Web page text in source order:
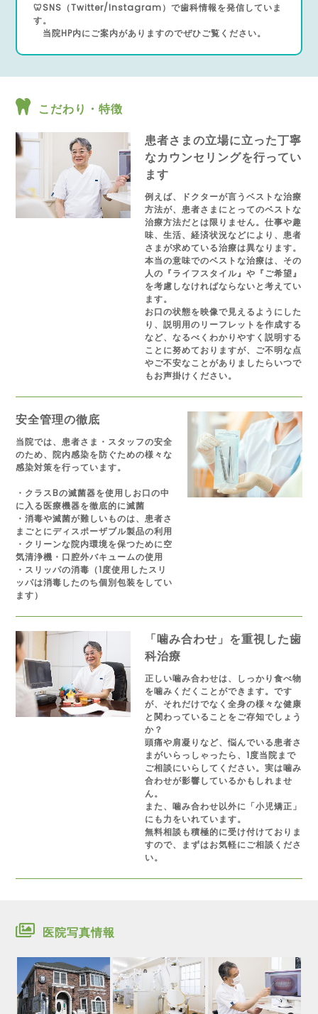
🦷SNS（Twitter/Instagram）で歯科情報を発信していま
す。
当院HP内にご案内がありますのでぜひご覧ください。
こだわり・特徴
患者さまの立場に立った丁寧
なカウンセリングを行ってい
ます
例えば、ドクターが言うベストな治療
方法が、患者さまにとってのベストな
治療方法だとは限りません。仕事や趣
味、生活、経済状況などにより、患者
さまが求めている治療は異なります。
本当の意味でのベストな治療は、その
人の『ライフスタイル』や『ご希望』
を考慮しなければならないと考えてい
ます。
お口の状態を映像で見えるようにした
り、説明用のリーフレットを作成する
など、なるべくわかりやすく説明する
ことに努めておりますが、ご不明な点
やご不安なことがありましたらいつで
もお声掛けください。
安全管理の徹底
当院では、患者さま・スタッフの安全
のため、院内感染を防ぐための様々な
感染対策を行っています。
・クラスBの滅菌器を使用しお口の中
に入る医療機器を徹底的に滅菌
・消毒や滅菌が難しいものは、患者さ
まごとにディスポーザブル製品の利用
・クリーンな院内環境を保つために空
気清浄機・口腔外バキュームの使用
・スリッパの消毒（1度使用したスリ
ッパは消毒したのち個別包装をしてい
ます）
「噛み合わせ」を重視した歯
科治療
正しい噛み合わせは、しっかり食べ物
を噛みくだくことができます。です
が、それだけでなく全身の様々な健康
と関わっていることをご存知でしょう
か？
頭痛や肩凝りなど、悩んでいる患者さ
まがいらっしゃったら、1度当院まで
ご相談にいらしてください。実は噛み
合わせが影響しているかもしれませ
ん。
また、噛み合わせ以外に「小児矯正」
にも力をいれています。
無料相談も積極的に受け付けておりま
すので、まずはお気軽にご相談くださ
い。
医院写真情報